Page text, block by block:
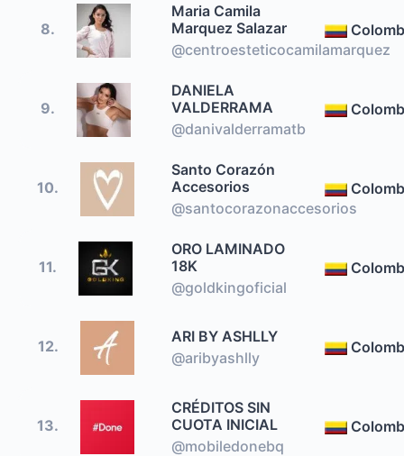
8.
Maria Camila
Marquez Salazar
@centroesteticocamilamarquez
9.
DANIELA
VALDERRAMA
@danivalderramatb
10.
Santo Corazón
Accesorios
@santocorazonaccesorios
11.
ORO LAMINADO
18K
@goldkingoficial
12.
ARI BY ASHLLY
@aribyashlly
13.
CRÉDITOS SIN
CUOTA INICIAL
@mobiledonebq